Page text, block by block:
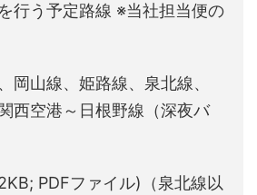
行う予定路線 ※当社担当便の
岡山線、姫路線、泉北線、
西空港～日根野線（深夜バ
PDFファイル)（泉北線以